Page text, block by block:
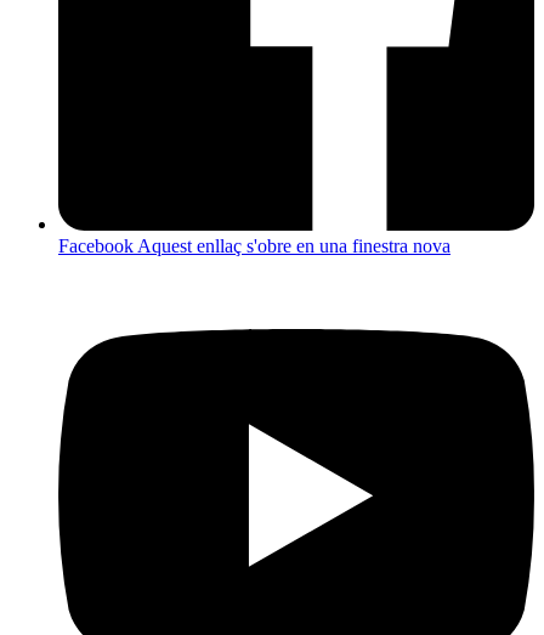
Facebook Aquest enllaç s'obre en una finestra nova